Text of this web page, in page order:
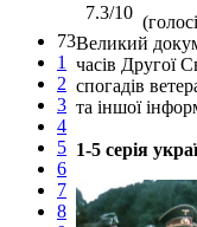
73
1
2
3
4
5
6
7
8
7.3/10
Великий
часів Другої
спогадів
та іншої
1-5 серія